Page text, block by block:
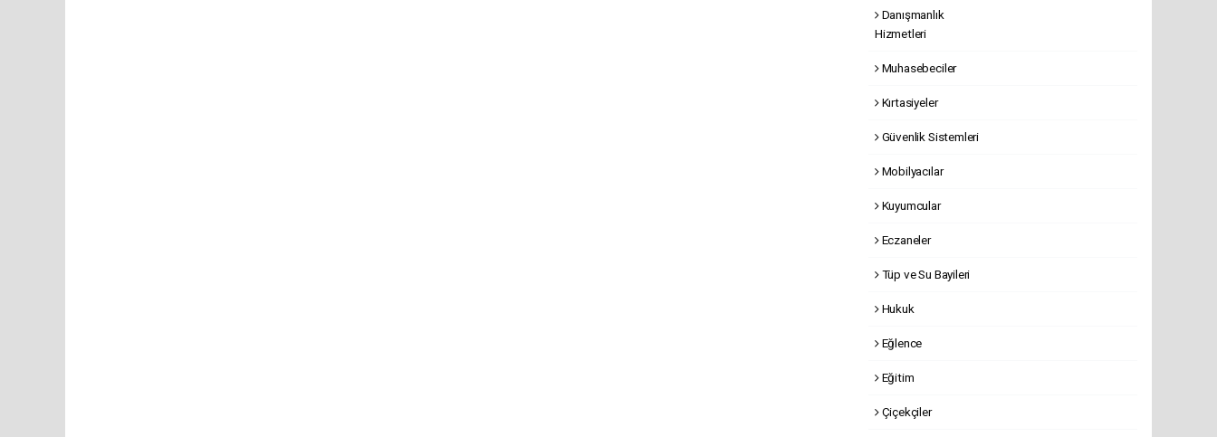
Danışmanlık
Hizmetleri
Muhasebeciler
Kırtasiyeler
Güvenlik Sistemleri
Mobilyacılar
Kuyumcular
Eczaneler
Tüp ve Su Bayileri
Hukuk
Eğlence
Eğitim
Çiçekçiler